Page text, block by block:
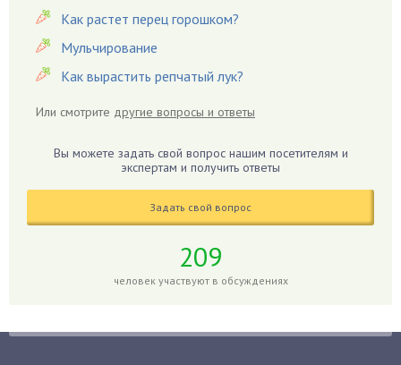
Гацания
Гвоздики
Георгины
Гиацинт
Гладиолусы
Гранат
Как растет перец горошком?
Мульчирование
Как вырастить репчатый лук?
Или смотрите другие вопросы и ответы
Вы можете задать свой вопрос нашим посетителям и
экспертам и получить ответы
Задать свой вопрос
209
человек участвуют в обсуждениях